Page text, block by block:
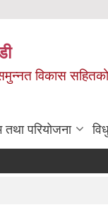
विकास
तथा परियोजना